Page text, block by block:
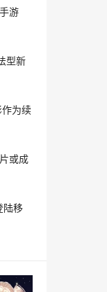
游
型新
作为续
或成
陆移